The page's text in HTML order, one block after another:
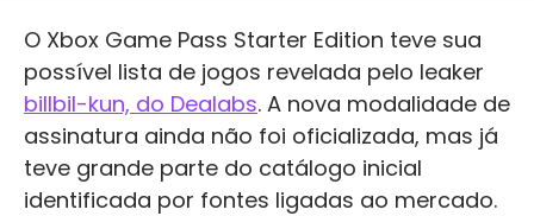
O Xbox Game Pass Starter Edition teve sua
possível lista de jogos revelada pelo leaker
billbil-kun, do Dealabs. A nova modalidade de
assinatura ainda não foi oficializada, mas já
teve grande parte do catálogo inicial
identificada por fontes ligadas ao mercado.